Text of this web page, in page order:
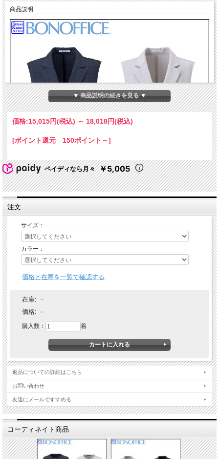
商品説明
▼ 商品説明の続きを見る ▼
価格:15,015円(税込) ～ 18,018円(税込)
[ポイント還元 150ポイント～]
ペイディなら月々 ￥5,005
注文
サイズ：
カラー：
価格と在庫を一覧で確認する
在庫: －
価格: －
購入数： 着
返品についての詳細はこちら
お問い合わせ
友達にメールですすめる
コーディネイト商品